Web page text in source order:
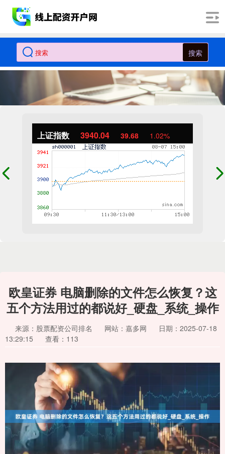
搜索
上证指数 3940.04 39.68 1.02%
欧皇证券 电脑删除的文件怎么恢复？这
五个方法用过的都说好_硬盘_系统_操作
来源：股票配资公司排名 网站：嘉多网
日期：2025-07-18
13:29:15
查看：113